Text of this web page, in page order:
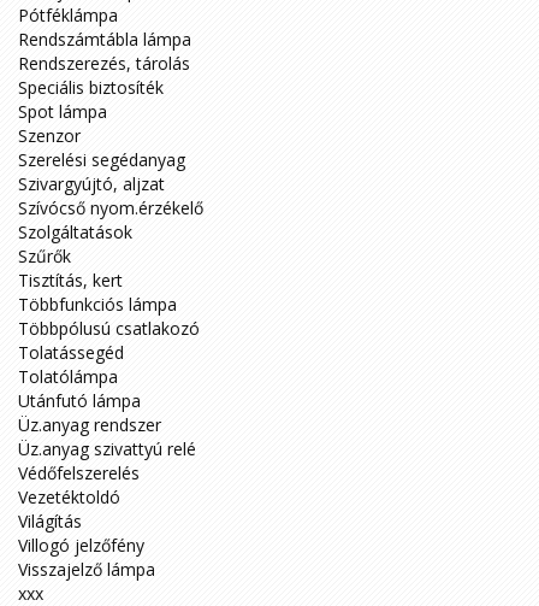
Pótféklámpa
Rendszámtábla lámpa
Rendszerezés, tárolás
Speciális biztosíték
Spot lámpa
Szenzor
Szerelési segédanyag
Szivargyújtó, aljzat
Szívócső nyom.érzékelő
Szolgáltatások
Szűrők
Tisztítás, kert
Többfunkciós lámpa
Többpólusú csatlakozó
Tolatássegéd
Tolatólámpa
Utánfutó lámpa
Üz.anyag rendszer
Üz.anyag szivattyú relé
Védőfelszerelés
Vezetéktoldó
Világítás
Villogó jelzőfény
Visszajelző lámpa
xxx